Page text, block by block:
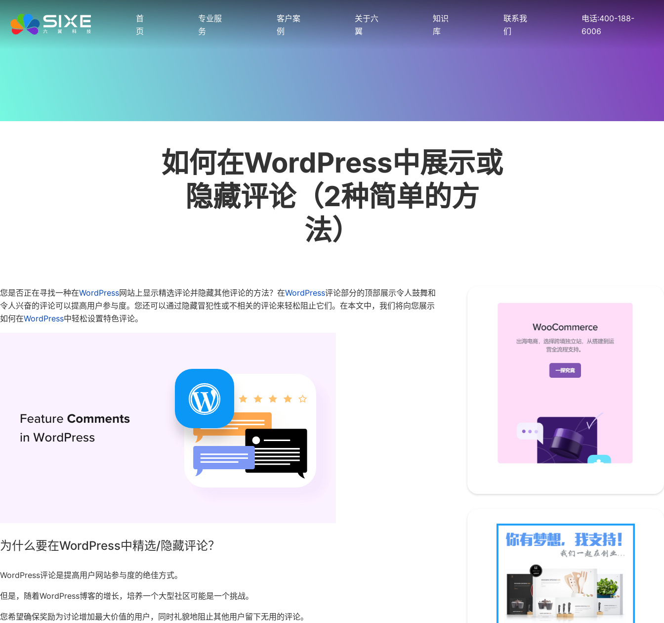
首
页
专业服
务
客户案
例
关于六
翼
知识
库
联系我
们
电话:400-188-
6006
如何在WordPress中展示或
隐藏评论（2种简单的方
法）
您是否正在寻找一种在WordPress网站上显示精选评论并隐藏其他评论的方法？在WordPress评论部分的顶部展示令人鼓舞和
令人兴奋的评论可以提高用户参与度。您还可以通过隐藏冒犯性或不相关的评论来轻松阻止它们。在本文中，我们将向您展示
如何在WordPress中轻松设置特色评论。
为什么要在WordPress中精选/隐藏评论？
WordPress评论是提高用户网站参与度的绝佳方式。
但是，随着WordPress博客的增长，培养一个大型社区可能是一个挑战。
您希望确保奖励为讨论增加最大价值的用户，同时礼貌地阻止其他用户留下无用的评论。